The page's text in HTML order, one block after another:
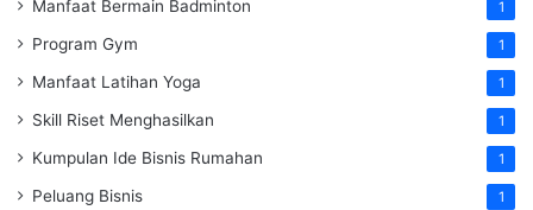
Manfaat Bermain Badminton 1
Program Gym 1
Manfaat Latihan Yoga 1
Skill Riset Menghasilkan 1
Kumpulan Ide Bisnis Rumahan 1
Peluang Bisnis 1